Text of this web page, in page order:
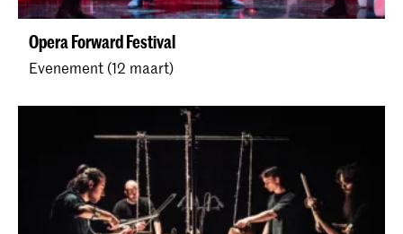
Opera Forward Festival
Evenement (12 maart)